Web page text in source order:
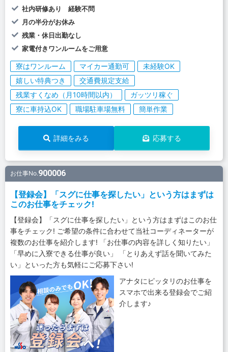
社内研修あり 経験不問
月の半分がお休み
残業・休日出勤なし
家電付きワンルームをご用意
寮はワンルーム マイカー通勤可
未経験OK
嬉しい特典つき
交通費規定支給
残業すくなめ（月10時間以内）
ガッツリ稼ぐ
寮に車持込OK
職場駐車場無料 簡単作業
詳細をみる 応募する
お仕事No.900006
【登録会】「スグに仕事を探したい」という方はまずは
このお仕事をチェック!
【登録会】「スグに仕事を探したい」という方はまずはこのお仕
事をチェック! ご希望の条件に合わせて当社コーディネーターが
複数のお仕事を紹介します! 「お仕事の内容を詳しく知りたい」
「早めに入寮できる仕事が良い」 「とりあえず話を聞いてみた
い」といった方も気軽にご応募下さい!
アナタにピッタリのお仕事を
スマホで出来る登録会でご紹
介します♪